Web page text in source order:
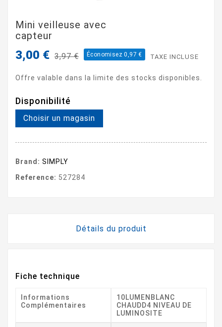
Mini veilleuse avec
capteur
3,00 € 3,97 € Économisez 0,97 € TAXE INCLUSE
Offre valable dans la limite des stocks disponibles.
Disponibilité
Choisir un magasin
Brand: SIMPLY
Reference: 527284
Détails du produit
Fiche technique
Informations
Complémentaires
10LUMENBLANC
CHAUDD4 NIVEAU DE
LUMINOSITE